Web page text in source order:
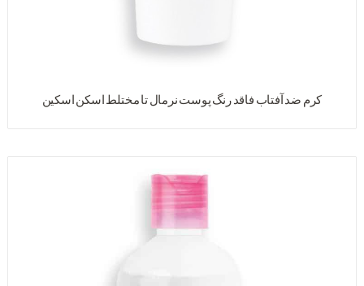
کرم ضد آفتاب فاقد رنگ پوست نرمال تا مختلط اسکن اسکین